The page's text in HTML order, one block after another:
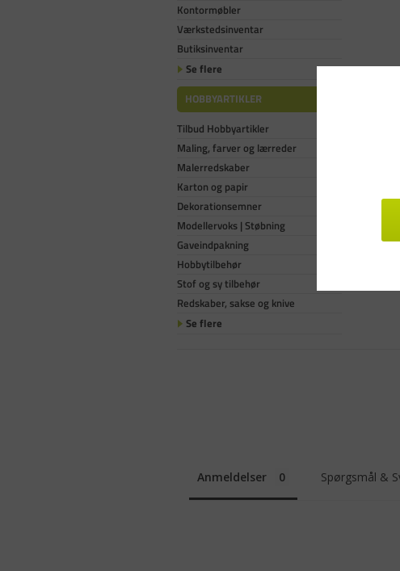
Kontormøbler
Værkstedsinventar
Butiksinventar
Se flere
HOBBYARTIKLER
Tilbud Hobbyartikler
Maling, farver og lærreder
Malerredskaber
Karton og papir
Dekorationsemner
Modellervoks | Støbning
Gaveindpakning
Hobbytilbehør
Stof og sy tilbehør
Redskaber, sakse og knive
Se flere
Anmeldelser Spørgsmål &